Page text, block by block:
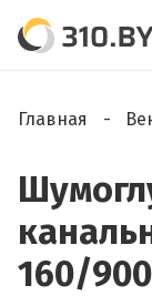
Главная
160/900